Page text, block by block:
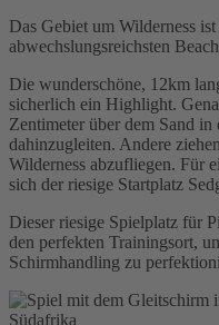
Das Gebiet um Wilderness
abwechslungsreichsten
Die wunderschöne, 12km
sicherlich ein Highlight.
Zentimeter über dem Sand
dahinzugleiten. Andere
Wilderness abzufliegen. Für
sich der riesige Startplatz
Dieser riesige Spielplatz für
den perfekten Trainingsort,
Schirmhandling zu